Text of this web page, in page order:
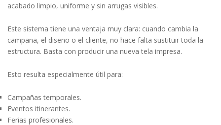
acabado limpio, uniforme y sin arrugas visibles.
Este sistema tiene una ventaja muy clara: cuando cambia la
campaña, el diseño o el cliente, no hace falta sustituir toda la
estructura. Basta con producir una nueva tela impresa.
Esto resulta especialmente útil para:
Campañas temporales.
Eventos itinerantes.
Ferias profesionales.